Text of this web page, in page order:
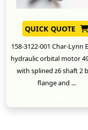
QUICK QUOTE
158-3122-001 Char-Lynn
hydraulic orbital motor
with splined z6 shaft 2
flange and ...